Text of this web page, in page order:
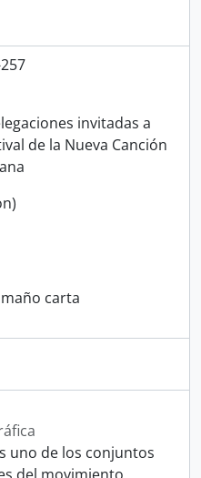
invitadas a
de la Nueva Canción
carta
uno de los conjuntos